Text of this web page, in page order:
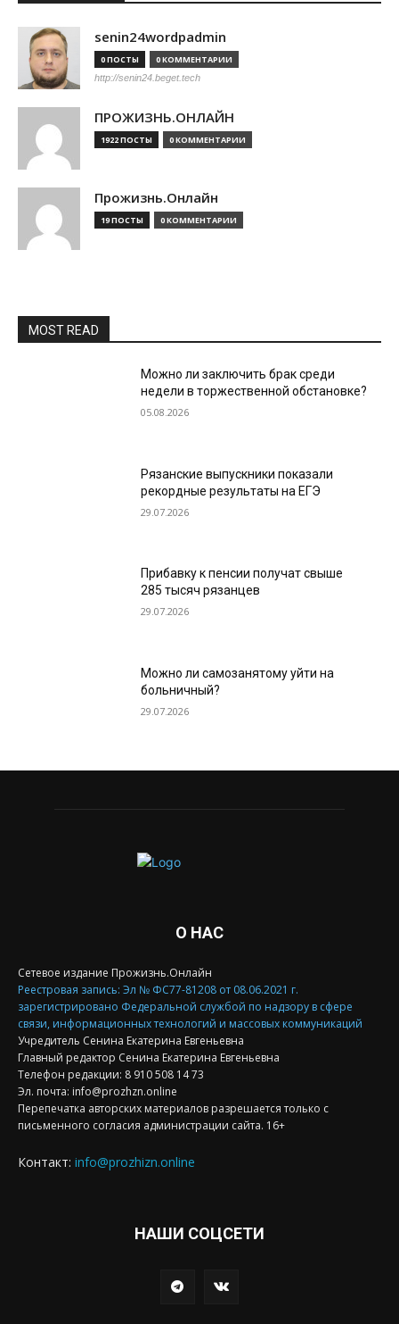
senin24wordpadmin
0 ПОСТЫ 0 КОММЕНТАРИИ
http://senin24.beget.tech
ПРОЖИЗНЬ.ОНЛАЙН
1922 ПОСТЫ 0 КОММЕНТАРИИ
Прожизнь.Онлайн
19 ПОСТЫ 0 КОММЕНТАРИИ
MOST READ
Можно ли заключить брак среди
недели в торжественной обстановке?
05.08.2026
Рязанские выпускники показали
рекордные результаты на ЕГЭ
29.07.2026
Прибавку к пенсии получат свыше
285 тысяч рязанцев
29.07.2026
Можно ли самозанятому уйти на
больничный?
29.07.2026
О НАС
Сетевое издание Прожизнь.Онлайн
Реестровая запись: Эл № ФС77-81208 от 08.06.2021 г.
зарегистрировано Федеральной службой по надзору в сфере
связи, информационных технологий и массовых коммуникаций
Учредитель Сенина Екатерина Евгеньевна
Главный редактор Сенина Екатерина Евгеньевна
Телефон редакции: 8 910 508 14 73
Эл. почта: info@prozhzn.online
Перепечатка авторских материалов разрешается только с
письменного согласия администрации сайта. 16+
Контакт: info@prozhizn.online
НАШИ СОЦСЕТИ